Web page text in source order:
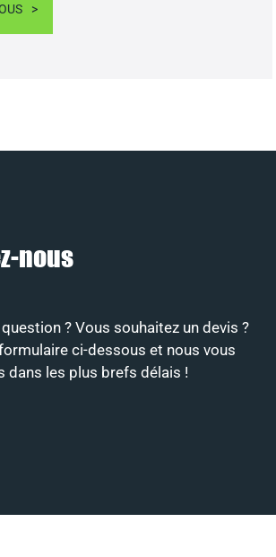
nous
? Vous souhaitez un devis ?
ci-dessous et nous vous
dans les plus brefs délais !